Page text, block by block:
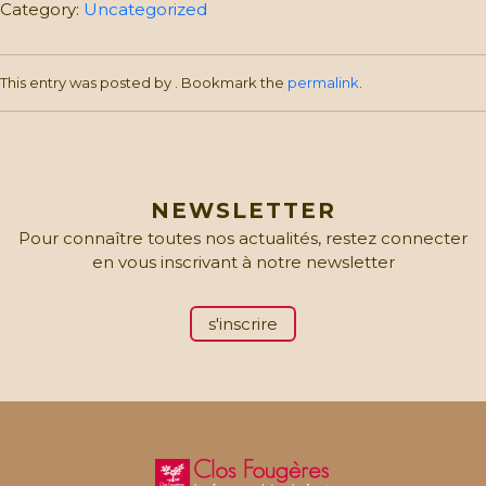
la
Enfant
de
Category: Uncategorized
This entry was posted by . Bookmark the permalink
NEWSLETTER
Pour connaître toutes nos actualités, restez connecter
en vous inscrivant à notre newsletter
s'inscrire